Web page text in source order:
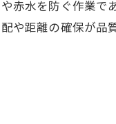
赤水を防ぐ作業で
や距離の確保が品